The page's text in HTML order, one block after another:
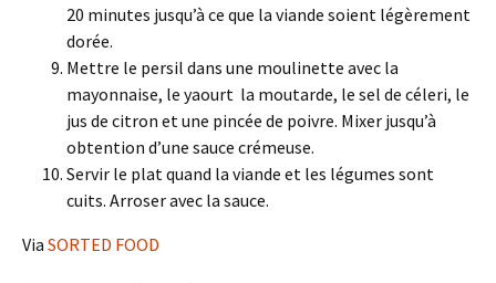
20 minutes jusqu’à ce que la viande soient légèrement
dorée.
Mettre le persil dans une moulinette avec la
mayonnaise, le yaourt la moutarde, le sel de céleri, le
jus de citron et une pincée de poivre. Mixer jusqu’à
obtention d’une sauce crémeuse.
Servir le plat quand la viande et les légumes sont
cuits. Arroser avec la sauce.
Via SORTED FOOD